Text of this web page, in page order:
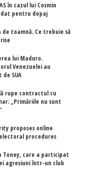
în cazul lui Cosmin
pentru dopaj
de toamnă. Ce trebuie să
lui Maduro.
Venezuelei au
SUA
rupe contractul cu
„Primăriile nu sunt
proposes online
procedures
Toney, care a participat
agresiuni într-un club